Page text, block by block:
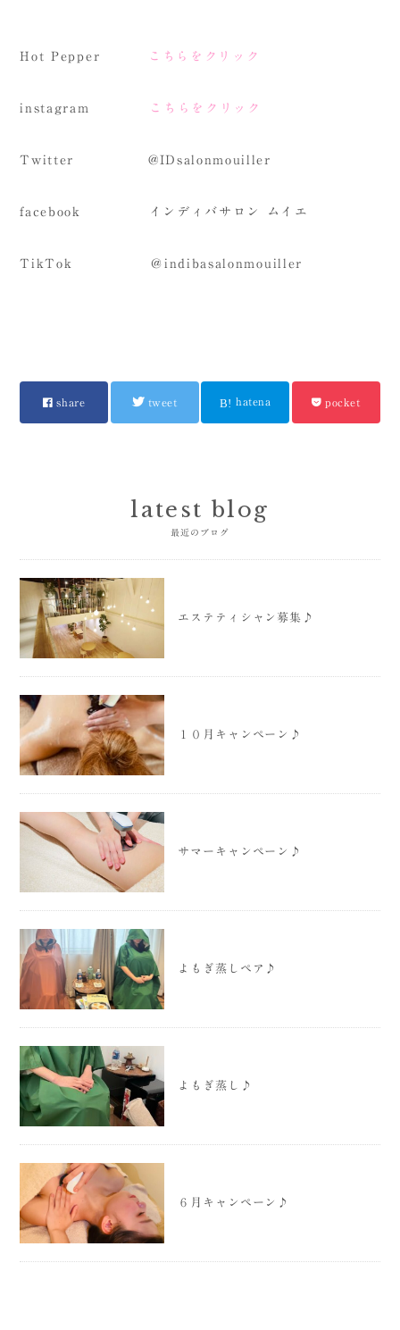
Hot Pepper こちらをクリック
instagram こちらをクリック
Twitter @IDsalonmouiller
facebook インディバサロン ムイエ
TikTok ＠indibasalonmouiller
share tweet hatena pocket
latest blog
最近のブログ
エステティシャン募集♪
１０月キャンペーン♪
サマーキャンペーン♪
よもぎ蒸しペア♪
よもぎ蒸し♪
６月キャンペーン♪